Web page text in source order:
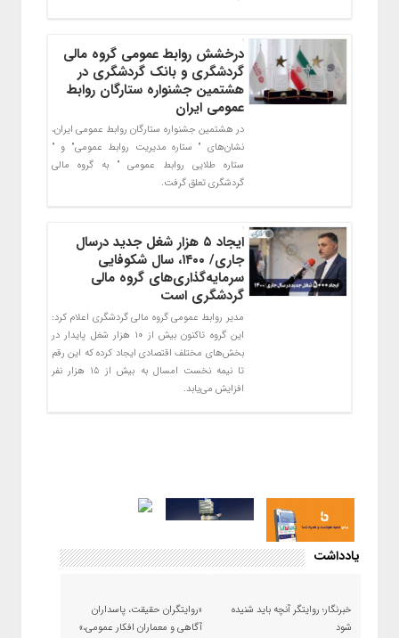
درخشش روابط عمومی گروه مالی
گردشگری و بانک گردشگری در
هشتمین جشنواره ستارگان روابط
عمومی ایران
در هشتمین جشنواره ستارگان روابط عمومی ایران،
نشان‌های " ستاره مدیریت روابط عمومی" و "
ستاره طلایی روابط عمومی " به گروه مالی
گردشگری تعلق گرفت.
ایجاد ۵ هزار شغل جدید درسال
جاری/ ۱۴۰۰، سال شکوفایی
سرمایه‌گذاری‌های گروه مالی
گردشگری است
مدیر روابط عمومی گروه مالی گردشگری اعلام کرد:
این گروه تاکنون بیش از 10 هزار شغل پایدار در
بخش‌های مختلف اقتصادی ایجاد کرده که این رقم
تا نیمه نخست امسال به بیش از 15 هزار نفر
افزایش می‌یابد.
یادداشت
خبرنگار؛ روایتگر آنچه باید شنیده
شود
«روایتگران حقیقت، پاسداران
آگاهی و معماران افکار عمومی،»